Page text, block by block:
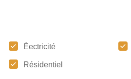
Éectricité
Résidentiel